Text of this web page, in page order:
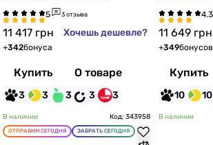
3 отзыва
11 417 грн Хочешь дешевле?
+342бонуса
Купить О товаре
3 3 3 3 3
11 649 грн
+349бонусов
Купить
10 10
В наличии Код: 343958
ОТПРАВИМ СЕГОДНЯ ЗАБРАТЬ СЕГОДНЯ
В наличии